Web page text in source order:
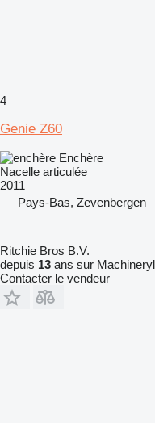
4
Genie Z60
Enchère
Nacelle articulée
2011
Pays-Bas, Zevenbergen
Ritchie Bros B.V.
depuis 13 ans sur
Contacter le vendeur